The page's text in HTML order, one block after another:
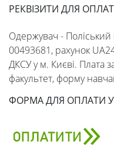
РЕКВІЗИТИ ДЛЯ
Одержувач - Поліський
00493681, рахунок
ДКСУ у м. Києві. Плата
факультет, форму
ФОРМА ДЛЯ ОПЛАТИ